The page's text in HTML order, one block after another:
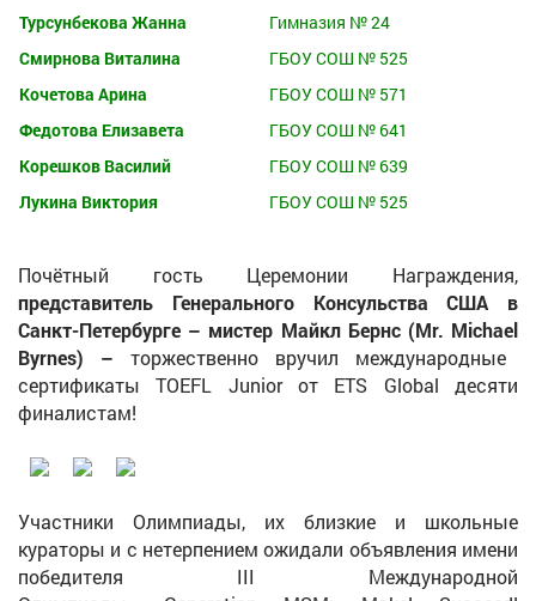
Турсунбекова Жанна
Гимназия № 24
Смирнова Виталина
ГБОУ СОШ № 525
Кочетова Арина
ГБОУ СОШ № 571
Федотова Елизавета
ГБОУ СОШ № 641
Корешков Василий
ГБОУ СОШ № 639
Лукина Виктория
ГБОУ СОШ № 525
Почётный гость Церемонии Награждения,
представитель Генерального Консульства США в
Санкт-Петербурге – мистер Майкл Бернс (Mr. Michael
Byrnes) – торжественно вручил международные
сертификаты TOEFL Junior от ETS Global десяти
финалистам!
Участники Олимпиады, их близкие и школьные
кураторы и с нетерпением ожидали объявления имени
победителя III Международной